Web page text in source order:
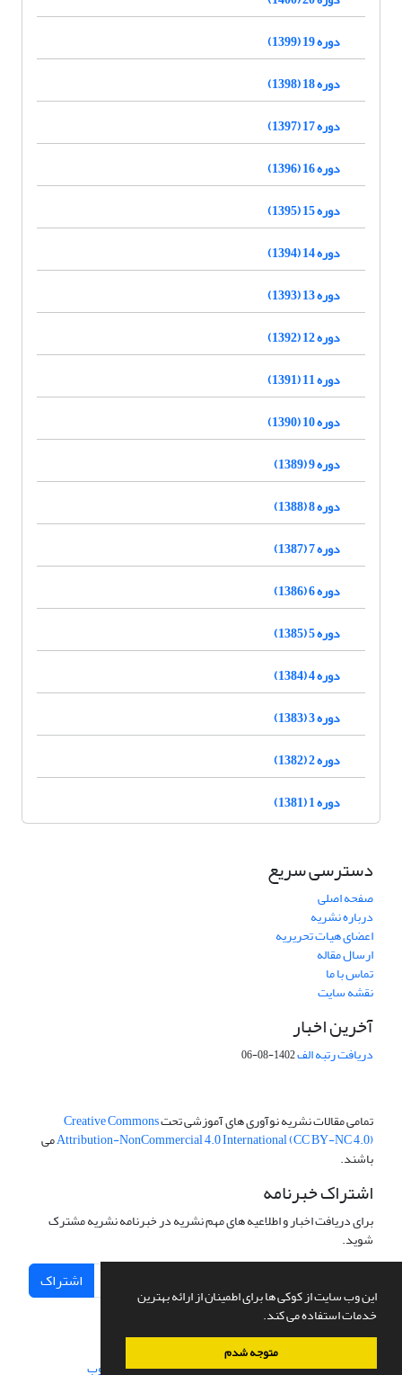
این وب سایت از کوکی ها برای اطمینان از ارائه بهترین
خدمات استفاده می کند.
متوجه شدم
دوره 19 (1399)
دوره 18 (1398)
دوره 17 (1397)
دوره 16 (1396)
دوره 15 (1395)
دوره 14 (1394)
دوره 13 (1393)
دوره 12 (1392)
دوره 11 (1391)
دوره 10 (1390)
دوره 9 (1389)
دوره 8 (1388)
دوره 7 (1387)
دوره 6 (1386)
دوره 5 (1385)
دوره 4 (1384)
دوره 3 (1383)
دوره 2 (1382)
دوره 1 (1381)
دسترسی سریع
صفحه اصلی
درباره نشریه
اعضای هیات تحریریه
ارسال مقاله
تماس با ما
نقشه سایت
آخرین اخبار
دریافت رتبه الف1402-08-06
تمامی مقالات نشریه نوآوری های آموزشی تحتCreative Commons
Attribution-NonCommercial 4.0 International (CC BY-NC 4.0)می
باشند.
اشتراک خبرنامه
برای دریافت اخبار و اطلاعیه های مهم نشریه در خبرنامه نشریه مشترک
شوید.
اشتراک
سامانه مدیریت نشریات علمی.طراحی و پیاده سازی از سیناوب